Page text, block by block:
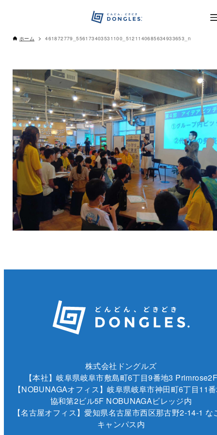
ホーム 461872779_556173403531100_5121140685634933653_n
株式会社ドングルズ
【本社】岐阜県岐阜市敷島町6丁目9番地3
【NOBUNAGAオフィス】岐阜県岐阜市神田町6丁目11
協和第2ビル5F NOBUNAGAビレッジ内
【名古屋オフィス】愛知県名古屋市西区那古野2-14-1 な
キャンパス内